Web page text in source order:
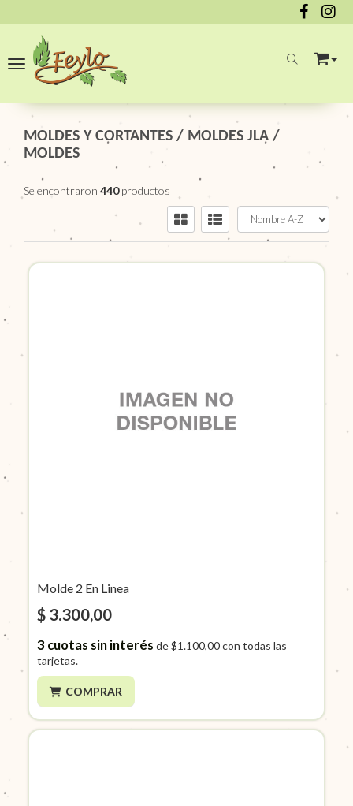
Toggle navigation
MOLDES Y CORTANTES / MOLDES JLA /
MOLDES
Se encontraron 440productos
Molde 2 En Linea
$ 3.300,00
3cuotas sin interés de$1.100,00con todas las
tarjetas.
COMPRAR